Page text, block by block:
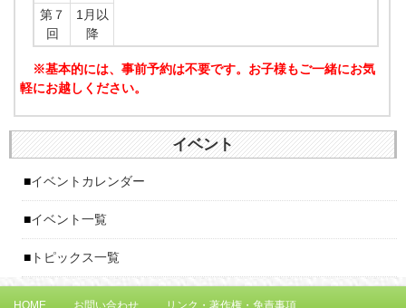
第７
回
1月以
降
※基本的には、事前予約は不要です。お子様もご一緒にお気
軽にお越しください。
イベント
イベントカレンダー
イベント一覧
トピックス一覧